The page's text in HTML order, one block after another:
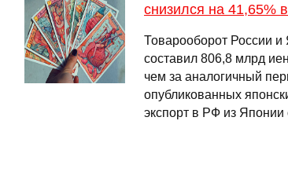
снизился на 41,65%
Товарооборот России
составил 806,8 млрд
чем за аналогичный
опубликованных
экспорт в РФ из